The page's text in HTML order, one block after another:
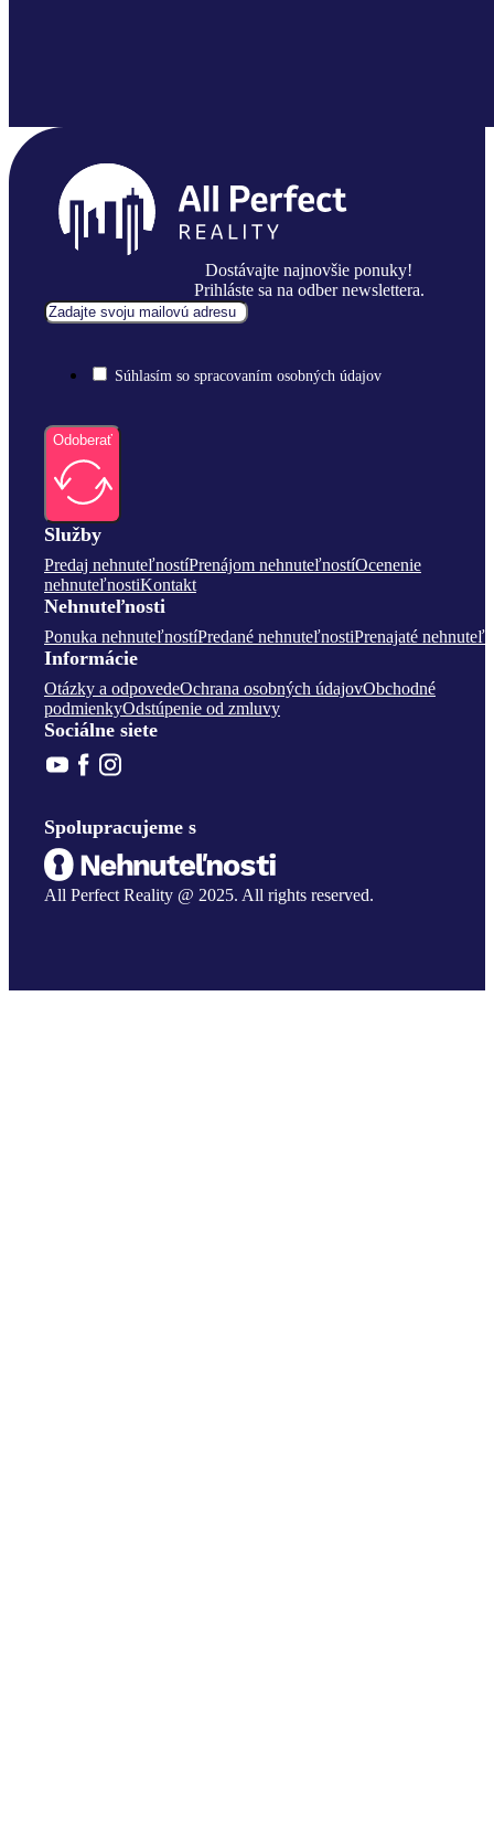
Dostávajte najnovšie ponuky!
Prihláste sa na odber newslettera.
Súhlasím so spracovaním osobných údajov
Odoberať
Služby
Predaj nehnuteľnostíPrenájom nehnuteľnostíOcenenie
nehnuteľnostiKontakt
Nehnuteľnosti
Ponuka nehnuteľnostíPredané nehnuteľnostiPrenajaté
Informácie
Otázky a odpovedeOchrana osobných údajovObchodné
podmienkyOdstúpenie od zmluvy
Sociálne siete
Spolupracujeme s
All Perfect Reality @ 2025. All rights reserved.